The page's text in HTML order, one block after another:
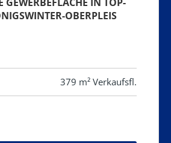
OBERPLEIS
379 m² Verkaufsfl.